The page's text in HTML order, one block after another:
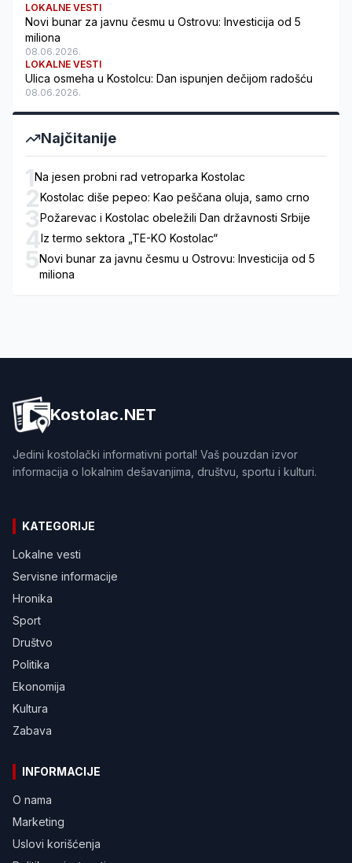
LOKALNE VESTI
Novi bunar za javnu česmu u Ostrovu: Investicija od 5
miliona
08.06.2026.
LOKALNE VESTI
Ulica osmeha u Kostolcu: Dan ispunjen dečijom radošću
08.06.2026.
Najčitanije
1Na jesen probni rad vetroparka Kostolac
2Kostolac diše pepeo: Kao peščana oluja, samo crno
3Požarevac i Kostolac obeležili Dan državnosti Srbije
4Iz termo sektora „TE-KO Kostolac“
5Novi bunar za javnu česmu u Ostrovu: Investicija od 5
miliona
Kostolac.NET
Jedini kostolački informativni portal! Vaš pouzdan izvor
informacija o lokalnim dešavanjima, društvu, sportu i kulturi.
KATEGORIJE
Lokalne vesti
Servisne informacije
Hronika
Sport
Društvo
Politika
Ekonomija
Kultura
Zabava
INFORMACIJE
O nama
Marketing
Uslovi korišćenja